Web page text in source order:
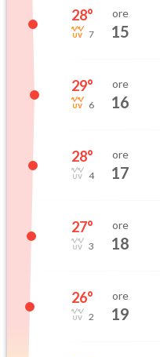
28°
7
ore
15
29°
6
ore
16
28°
4
ore
17
27°
3
ore
18
26°
2
ore
19